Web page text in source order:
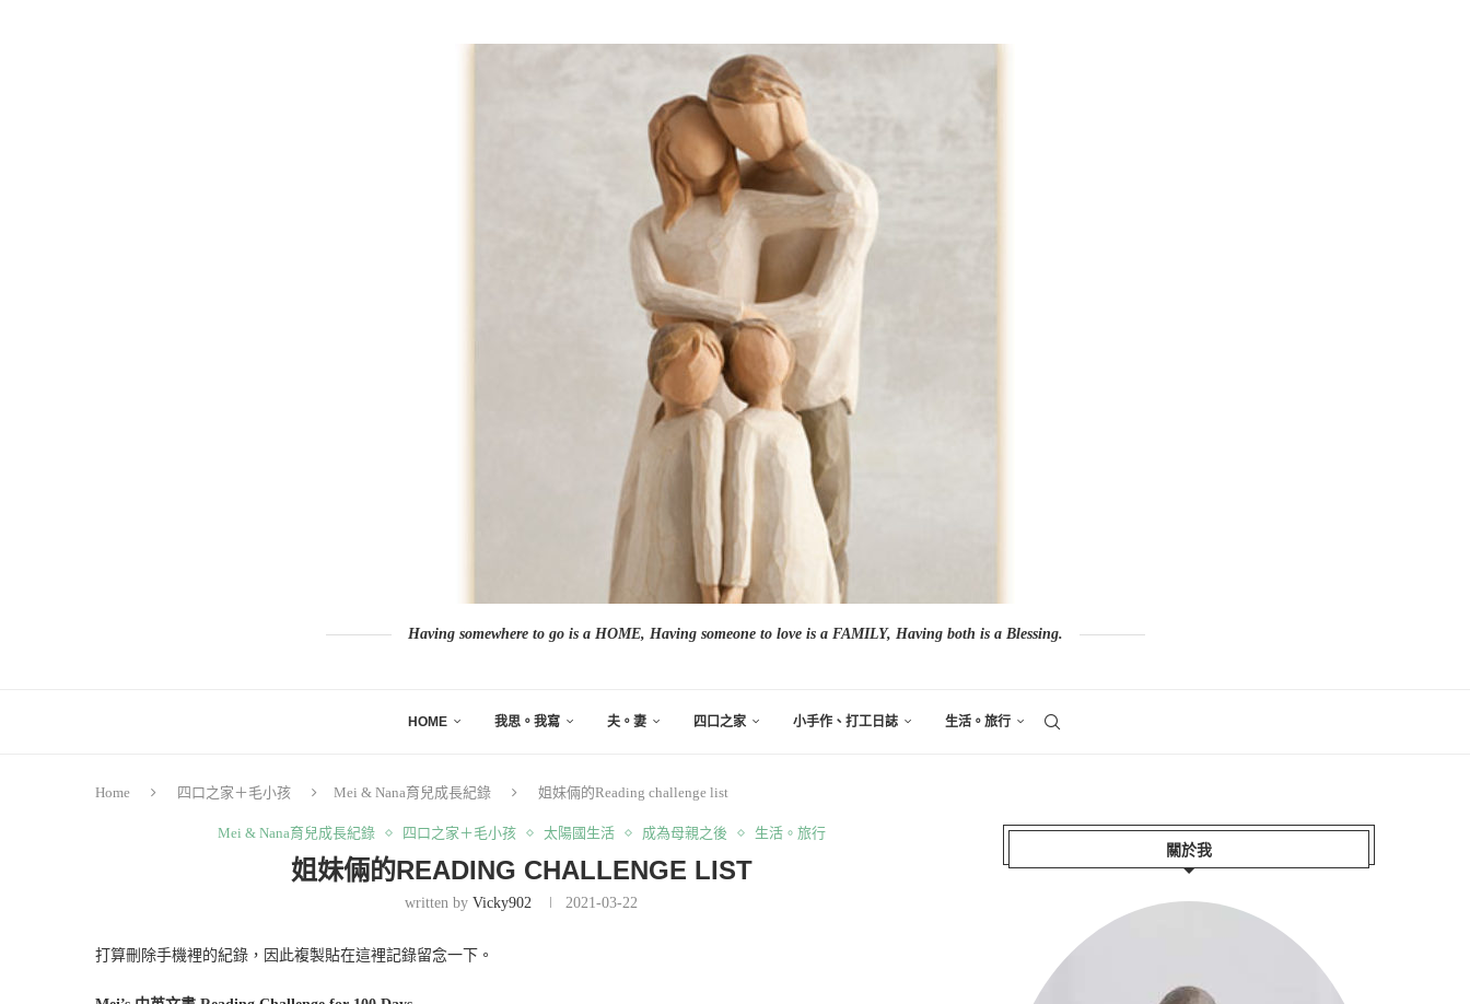
Having somewhere to go is a HOME, Having someone to love is a FAMILY, Having both is a Blessing.
HOME 我思。我寫 夫。妻 四口之家 小手作、打工日誌 生活。旅行
Home 四口之家＋毛小孩 Mei & Nana育兒成長紀錄 姐妹倆的Reading challenge list
Mei & Nana育兒成長紀錄 四口之家＋毛小孩 太陽國生活 成為母親之後 生活。旅行
姐妹倆的READING CHALLENGE LIST
written byVicky902 2021-03-22
打算刪除手機裡的紀錄，因此複製貼在這裡記錄留念一下。
關於我